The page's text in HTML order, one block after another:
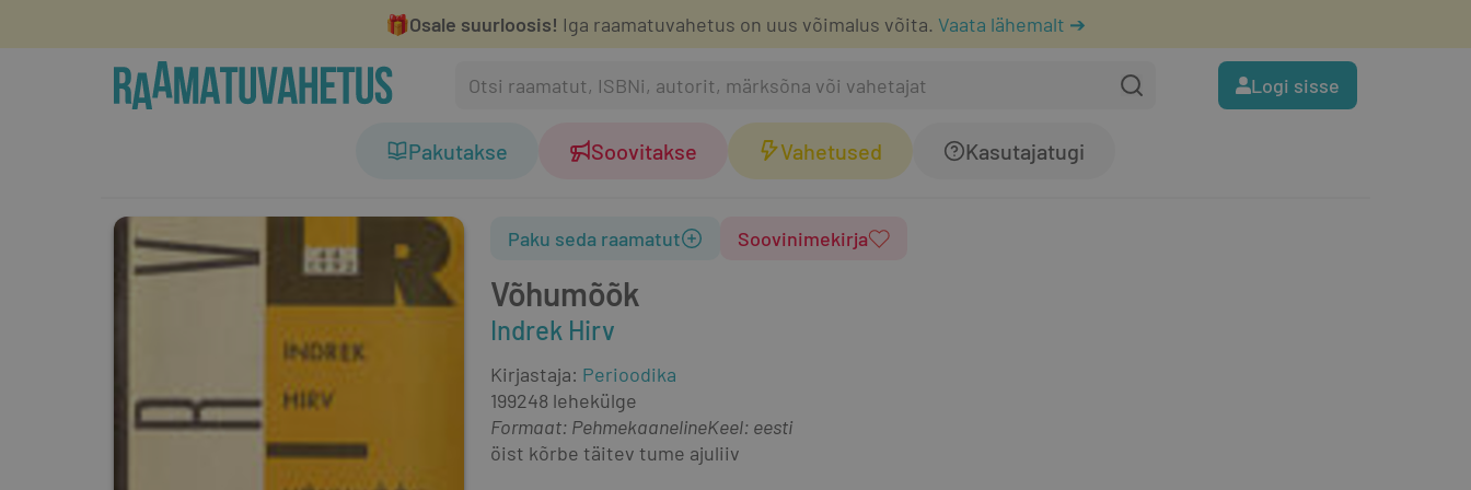
🎁Osale suurloosis! Iga raamatuvahetus on uus võimalus võita. Vaata lähemalt ➔
Logi sisse
Pakutakse Soovitakse Vahetused Kasutajatugi
Võhumõõk
Indrek Hirv
Paku seda raamatut Soovinimekirja
Kirjastaja: Perioodika
199248 lehekülge
Formaat: PehmekaanelineKeel: eesti
öist kõrbe täitev tume ajuliiv